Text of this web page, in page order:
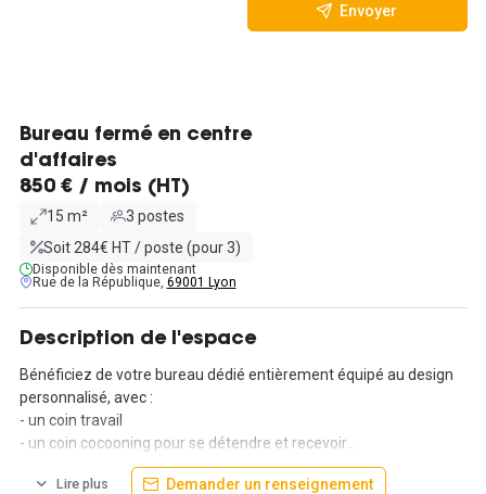
Envoyer
Bureau fermé en centre
d'affaires
850 € / mois (HT)
15 m²
3 postes
Soit 284€ HT / poste (pour 3)
Disponible dès maintenant
Rue de la République, 69001 Lyon
Description de l'espace
Bénéficiez de votre bureau dédié entièrement équipé au design
personnalisé, avec :
- un coin travail
- un coin cocooning pour se détendre et recevoir...
Au sein de notre espace moderne et lumineux disposant :
Lire plus Demander un renseignement